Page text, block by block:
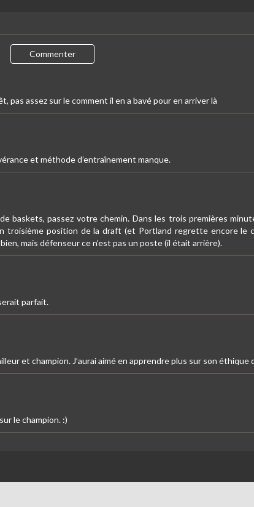
Commenter
pas assez sur le comment il en a bavé pour en arriver là
et méthode d’entraînement manque.
baskets, passez votre chemin. Dans les trois premières
troisième position de la draft (et Portland regrette encore le
mais défenseur ce n’est pas un poste (il était arrière).
parfait.
et champion. J’aurai aimé en apprendre plus sur son éthique
le champion. :)